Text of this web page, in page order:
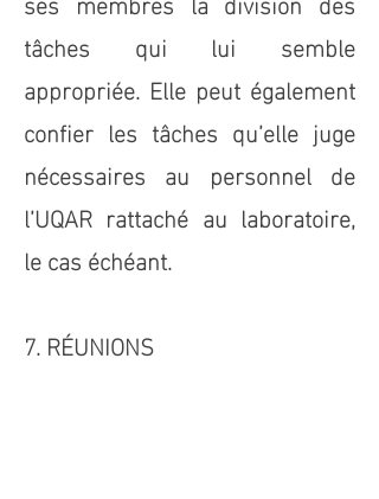
tâches qui lui semble
appropriée. Elle peut également
confier les tâches qu’elle juge
nécessaires au personnel de
l’UQAR rattaché au laboratoire,
le cas échéant.
7. RÉUNIONS